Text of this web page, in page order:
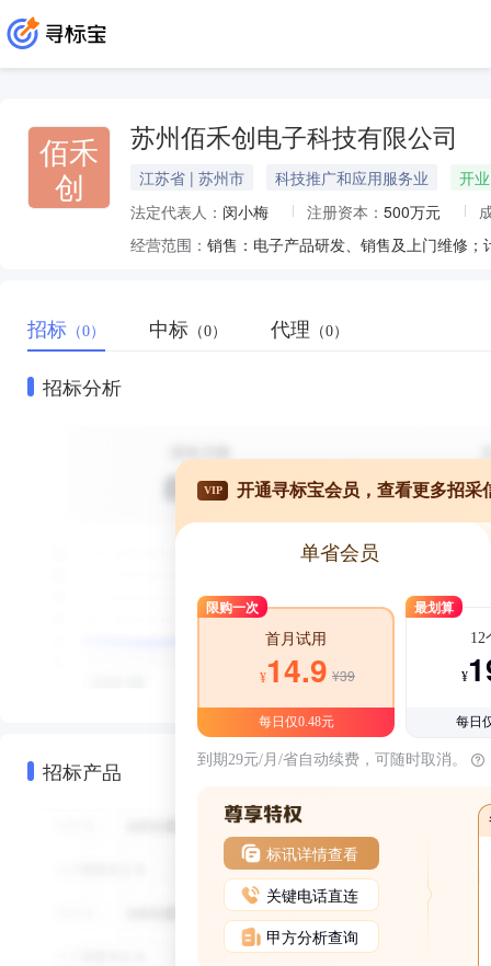
佰禾
创
苏州佰禾创电子科技有限公司
江苏省 | 苏州市 科技推广和应用服务业
开业
法定代表人： 闵小梅 注册资本： 500万元
经营范围：
招标 （0） 中标 （0） 代理 （0）
招标分析
招标产品
VIP 开通寻标宝会员，查看更多招采
单省会员
限购一次
首月试用
¥14.9 ¥39
每日仅0.48元
最划算
12
¥
每日
到期29元/月/省自动续费，可随时取消。
标讯详情查看
关键电话直连
甲方分析查询